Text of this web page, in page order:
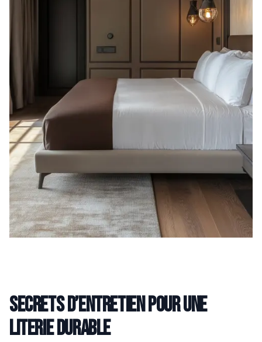
Secrets d’entretien pour une
literie durable